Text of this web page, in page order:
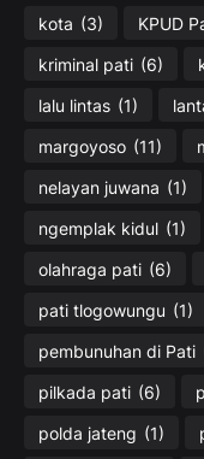
kota (3) KPUD
kriminal pati (6)
lalu lintas (1)
margoyoso (11)
nelayan juwana (1)
ngemplak kidul (1)
olahraga pati (6)
pati tlogowungu (1)
pembunuhan di Pati
pilkada pati (6)
polda jateng (1)